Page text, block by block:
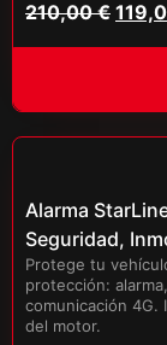
210,00€
Alarma
Seguridad,
Protege tu
protección:
comunicación 4G.
del motor.